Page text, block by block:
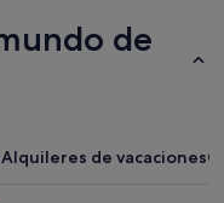
de
Alquileres de vacaciones